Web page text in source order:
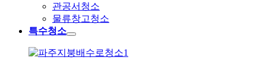
관공서청소
물류창고청소
특수청소